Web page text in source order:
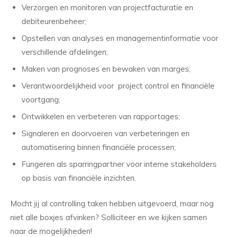
Verzorgen en monitoren van projectfacturatie en
debiteurenbeheer;
Opstellen van analyses en managementinformatie voor
verschillende afdelingen;
Maken van prognoses en bewaken van marges;
Verantwoordelijkheid voor project control en financiële
voortgang;
Ontwikkelen en verbeteren van rapportages;
Signaleren en doorvoeren van verbeteringen en
automatisering binnen financiële processen;
Fungeren als sparringpartner voor interne stakeholders
op basis van financiële inzichten.
Mocht jij al controlling taken hebben uitgevoerd, maar nog
niet alle boxjes afvinken? Solliciteer en we kijken samen
naar de mogelijkheden!